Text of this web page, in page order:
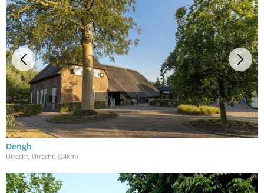
Dengh
Utrecht, Utrecht, (24km)